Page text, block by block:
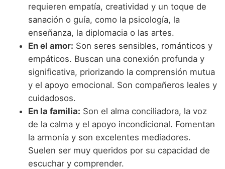
requieren empatía, creatividad y un toque de
sanación o guía, como la psicología, la
enseñanza, la diplomacia o las artes.
En el amor: Son seres sensibles, románticos y
empáticos. Buscan una conexión profunda y
significativa, priorizando la comprensión mutua
y el apoyo emocional. Son compañeros leales y
cuidadosos.
En la familia: Son el alma conciliadora, la voz
de la calma y el apoyo incondicional. Fomentan
la armonía y son excelentes mediadores.
Suelen ser muy queridos por su capacidad de
escuchar y comprender.